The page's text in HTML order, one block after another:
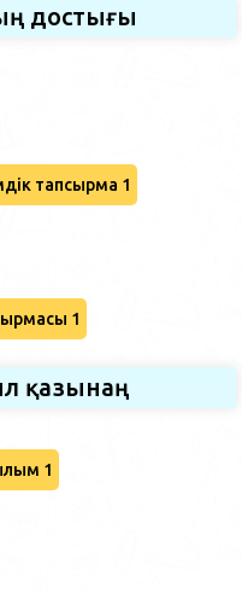
достығы
тапсырма 1
1
қазынаң
1